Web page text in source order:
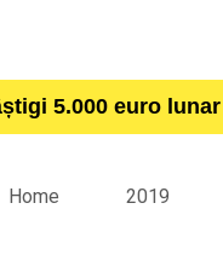
5.000 euro
Home 2019